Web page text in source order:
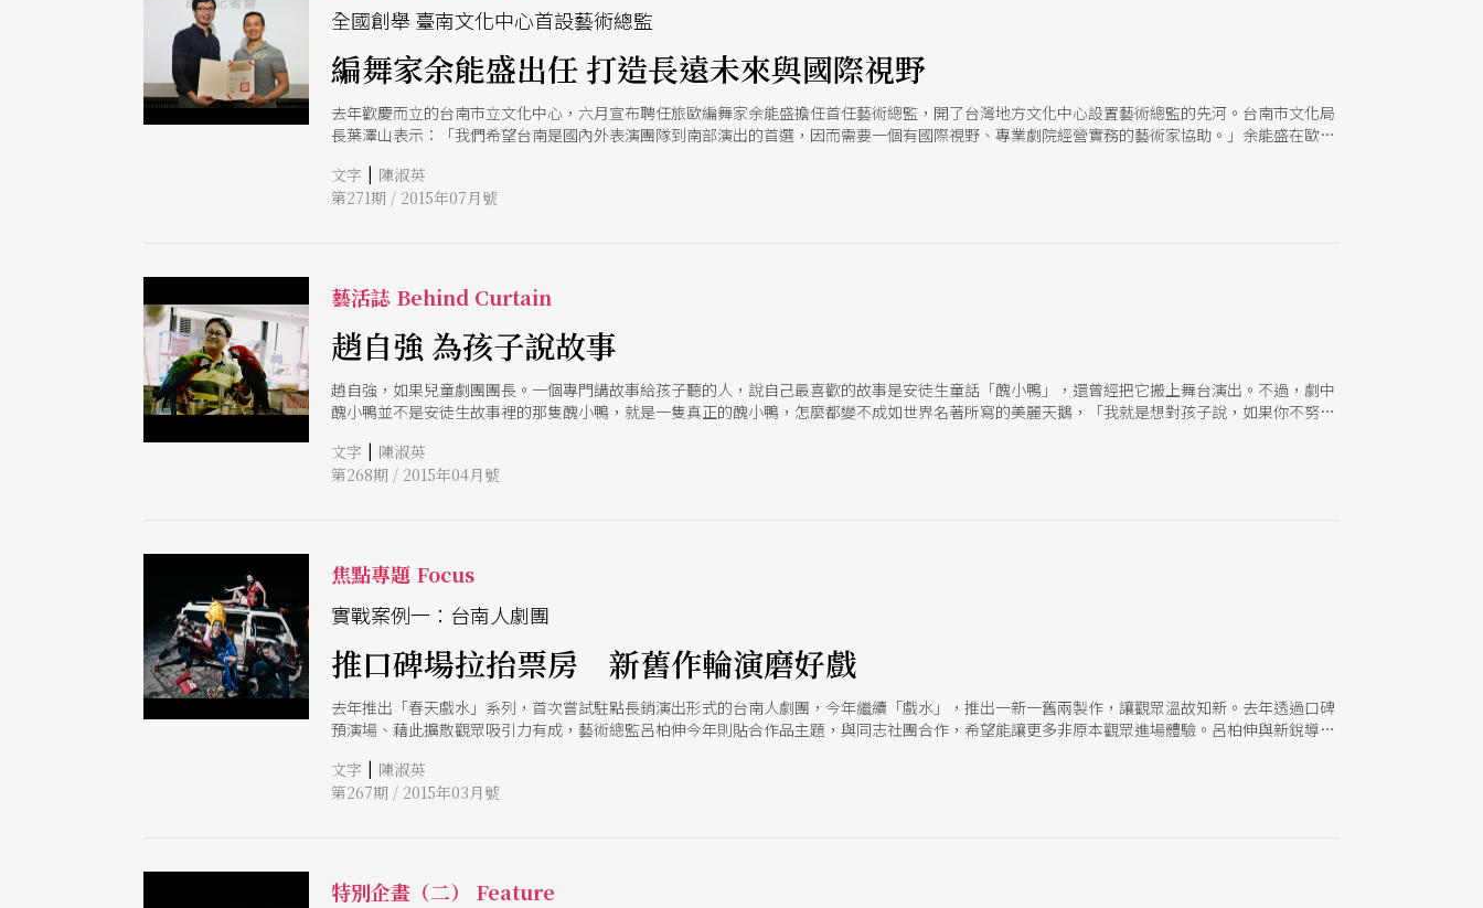
全國創舉 臺南文化中心首設藝術總監
編舞家余能盛出任 打造長遠未來與國際視野
去年歡慶而立的台南市立文化中心，六月宣布聘任旅歐編舞家余能盛擔任首任藝術總監，開了台灣地方文化中心設置藝術總監的先河。台南市文化局
長葉澤山表示：「我們希望台南是國內外表演團隊到南部演出的首選，因而需要一個有國際視野、專業劇院經營實務的藝術家協助。」余能盛在歐陸
文字 | 陳淑英
第271期 / 2015年07月號
藝活誌 Behind Curtain
趙自強 為孩子說故事
趙自強，如果兒童劇團團長。一個專門講故事給孩子聽的人，說自己最喜歡的故事是安徒生童話「醜小鴨」，還曾經把它搬上舞台演出。不過，劇中
醜小鴨並不是安徒生故事裡的那隻醜小鴨，就是一隻真正的醜小鴨，怎麼都變不成如世界名著所寫的美麗天鵝，「我就是想對孩子說，如果你不努力
成立如果兒童劇團時，又在晚上黃金時段主持「九點強強滾」廣播節目；今年初如果進駐兒童新樂園經營「心劇場」，除週一休園，天天定點定時演
出多場。 趙自強會這麼努力為孩子說故事，要回溯到大學時代。他扮成公益小丑到醫院表演，曾送玩具給一位罹癌的小朋友，鼓勵她打針吃藥，並答
友賦予的。」
文字 | 陳淑英
第268期 / 2015年04月號
焦點專題 Focus
實戰案例一：台南人劇團
推口碑場拉抬票房 新舊作輪演磨好戲
去年推出「春天戲水」系列，首次嘗試駐點長銷演出形式的台南人劇團，今年繼續「戲水」，推出一新一舊兩製作，讓觀眾溫故知新。去年透過口碑
預演場、藉此擴散觀眾吸引力有成，藝術總監呂柏伸今年則貼合作品主題，與同志社團合作，希望能讓更多非原本觀眾進場體驗。呂柏伸與新銳導演
文字 | 陳淑英
第267期 / 2015年03月號
特別企畫（二） Feature